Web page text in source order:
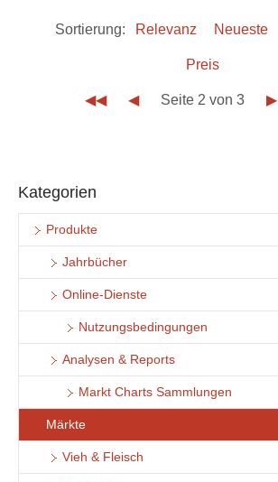
Sortierung: Relevanz Neueste
Preis
◀◀ ◀ Seite 2 von 3 ▶
Kategorien
Produkte
Jahrbücher
Online-Dienste
Nutzungsbedingungen
Analysen & Reports
Markt Charts Sammlungen
Märkte
Vieh & Fleisch